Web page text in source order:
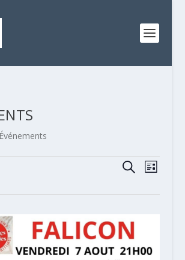
Événements
DE
VUES
RECHERCHE
VUES
LISTE